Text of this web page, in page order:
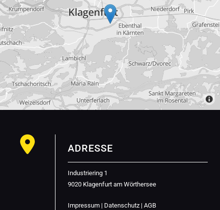
 ADRESSE
Industriering 1
9020 Klagenfurt am Wörthersee
Impressum | Datenschutz | AGB